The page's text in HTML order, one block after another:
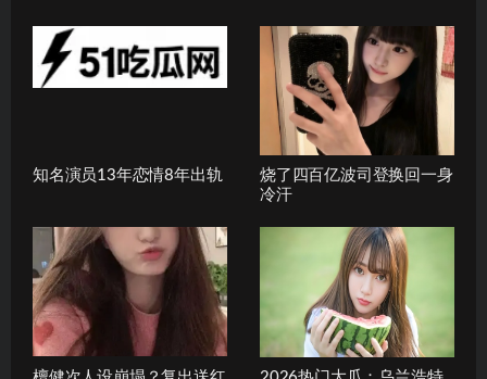
知名演员13年恋情8年出轨
烧了四百亿波司登换回一身
冷汗